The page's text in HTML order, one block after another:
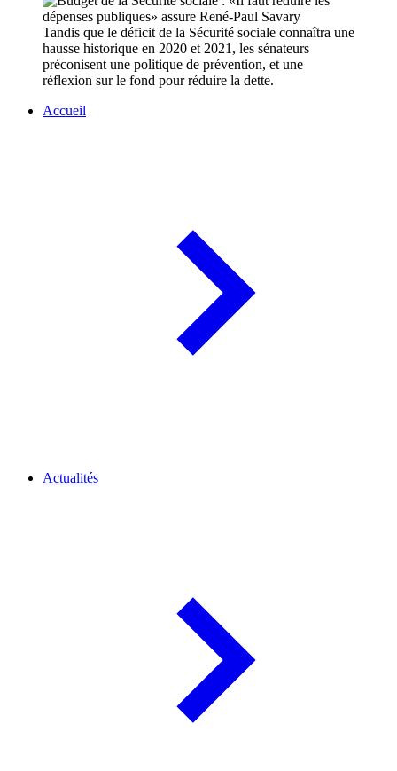
Tandis que le déficit de la Sécurité sociale connaîtra une
hausse historique en 2020 et 2021, les sénateurs
préconisent une politique de prévention, et une
réflexion sur le fond pour réduire la dette.
Accueil
Actualités